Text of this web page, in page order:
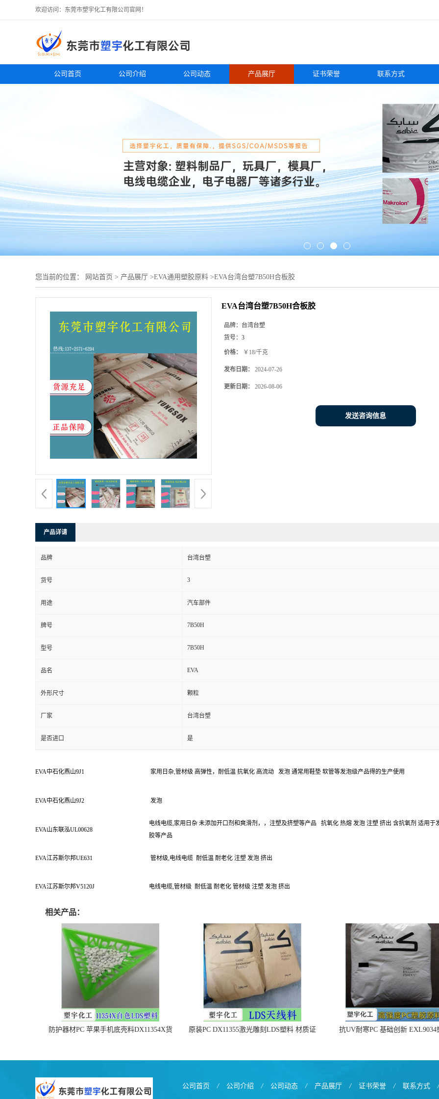
欢迎访问：东莞市塑宇化工有限公司官网！
公司首页 公司介绍 公司动态 产品展厅 证书荣誉 联系方式
您当前的位置： 网站首页 > 产品展厅 >EVA通用塑胶原料 >EVA台湾台塑7B50H合板胶
EVA台湾台塑7B50H合板胶
品牌： 台湾台塑
货号： 3
价格： ￥18/千克
发布日期： 2024-07-26
更新日期： 2026-08-06
发送咨询信息
产品详请
品牌 台湾台塑
货号 3
用途 汽车部件
牌号 7B50H
型号 7B50H
品名 EVA
外形尺寸 颗粒
厂家 台湾台塑
是否进口 是
EVA中石化燕山9J1 家用日杂,管材级 高弹性，耐低温 抗氧化 高流动 发泡 通常用鞋垫 软管等发泡级产品得的生产使用
EVA中石化燕山9J2 发泡
EVA山东联泓UL00628
电线电缆,家用日杂 未添加开口剂和爽滑剂，，注塑及挤塑等产品 抗氧化 热熔 发泡 注塑 挤出 含抗氧剂 适用于
胶等产品
EVA江苏斯尔邦UE631 管材级,电线电缆 耐低温 耐老化 注塑 发泡 挤出
EVA江苏斯尔邦V5120J 电线电缆,管材级 耐低温 耐老化 管材级 注塑 发泡 挤出
相关产品：
防护器材PC 苹果手机底壳料DX11354X货
原装PC DX11355激光雕刻LDS塑料 材质证
抗UV耐寒PC 基础创新 EXL9034
公司首页 / 公司介绍 / 公司动态 / 产品展厅 / 证书荣誉 / 联系方式 /